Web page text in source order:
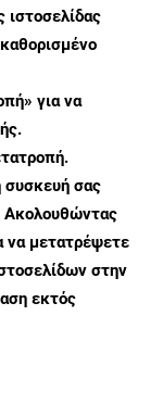
ιστοσελίδας
για να
συσκευή σας
Ακολουθώντας
να μετατρέψετε
στην
εκτός